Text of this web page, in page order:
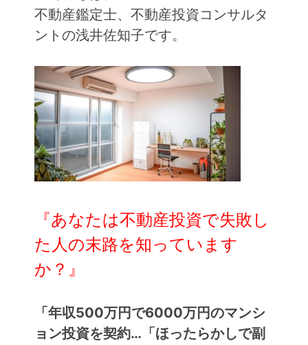
不動産鑑定士、不動産投資コンサルタ
ントの浅井佐知子です。
『あなたは不動産投資で失敗し
た人の末路を知っています
か？』
「年収500万円で6000万円のマンシ
ョン投資を契約…「ほったらかしで副